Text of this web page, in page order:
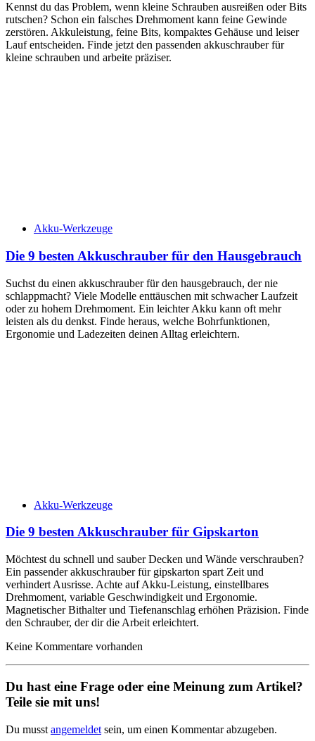
Kennst du das Problem, wenn kleine Schrauben ausreißen oder Bits
rutschen? Schon ein falsches Drehmoment kann feine Gewinde
zerstören. Akkuleistung, feine Bits, kompaktes Gehäuse und leiser
Lauf entscheiden. Finde jetzt den passenden akkuschrauber für
kleine schrauben und arbeite präziser.
Akku-Werkzeuge
Die 9 besten Akkuschrauber für den Hausgebrauch
Suchst du einen akkuschrauber für den hausgebrauch, der nie
schlappmacht? Viele Modelle enttäuschen mit schwacher Laufzeit
oder zu hohem Drehmoment. Ein leichter Akku kann oft mehr
leisten als du denkst. Finde heraus, welche Bohrfunktionen,
Ergonomie und Ladezeiten deinen Alltag erleichtern.
Akku-Werkzeuge
Die 9 besten Akkuschrauber für Gipskarton
Möchtest du schnell und sauber Decken und Wände verschrauben?
Ein passender akkuschrauber für gipskarton spart Zeit und
verhindert Ausrisse. Achte auf Akku-Leistung, einstellbares
Drehmoment, variable Geschwindigkeit und Ergonomie.
Magnetischer Bithalter und Tiefenanschlag erhöhen Präzision. Finde
den Schrauber, der dir die Arbeit erleichtert.
Keine Kommentare vorhanden
Du hast eine Frage oder eine Meinung zum Artikel?
Teile sie mit uns!
Du musst angemeldet sein, um einen Kommentar abzugeben.